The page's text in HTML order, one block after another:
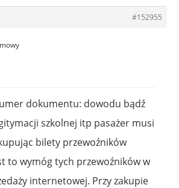
#152955
dokumentu: dowodu bądź
szkolnej itp pasażer musi
bilety przewoźników
to wymóg tych przewoźników w
internetowej. Przy zakupie